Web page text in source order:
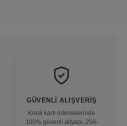
GÜVENLI ALIŞVERIŞ
Kredi kartı ödemelerinde
100% güvenli altyapı, 256-